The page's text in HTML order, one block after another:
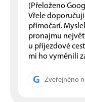
(Přeloženo
Vřele
přímočarí.
pronajmu
u příjezdové
mi ho vyměnili
G Zveřejněno